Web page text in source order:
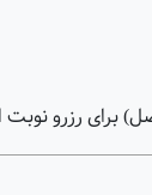
برای رزرو نوبت